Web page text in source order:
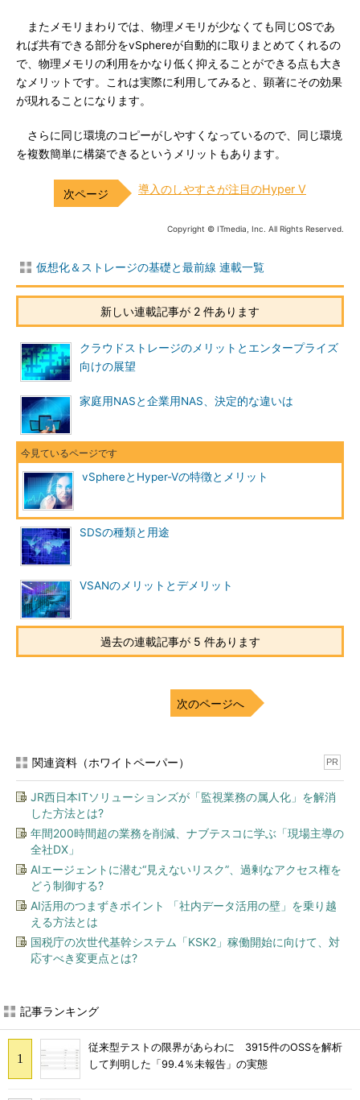
またメモリまわりでは、物理メモリが少なくても同じOSであ
れば共有できる部分をvSphereが自動的に取りまとめてくれるの
で、物理メモリの利用をかなり低く抑えることができる点も大き
なメリットです。これは実際に利用してみると、顕著にその効果
が現れることになります。
さらに同じ環境のコピーがしやすくなっているので、同じ環境
を複数簡単に構築できるというメリットもあります。
導入のしやすさが注目のHyper V
Copyright © ITmedia, Inc. All Rights Reserved.
仮想化＆ストレージの基礎と最前線 連載一覧
新しい連載記事が 2 件あります
クラウドストレージのメリットとエンタープライズ
向けの展望
家庭用NASと企業用NAS、決定的な違いは
vSphereとHyper-Vの特徴とメリット
SDSの種類と用途
VSANのメリットとデメリット
過去の連載記事が 5 件あります
次のページへ
関連資料（ホワイトペーパー） PR
JR西日本ITソリューションズが「監視業務の属人化」を解消
した方法とは?
年間200時間超の業務を削減、ナブテスコに学ぶ「現場主導の
全社DX」
AIエージェントに潜む“見えないリスク”、過剰なアクセス権を
どう制御する?
AI活用のつまずきポイント 「社内データ活用の壁」を乗り越
える方法とは
国税庁の次世代基幹システム「KSK2」稼働開始に向けて、対
応すべき変更点とは?
記事ランキング
従来型テストの限界があらわに 3915件のOSSを解析
して判明した「99.4％未報告」の実態